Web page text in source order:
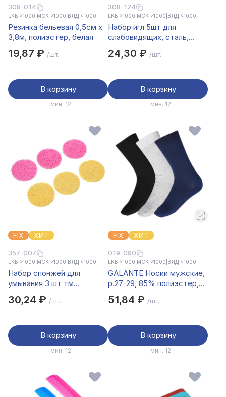
308-014
ЕКБ >1000 МСК >1000 ВЛД <1000
Резинка бельевая 0,5см х
3,8м, полиэстер, белая
19,87 ₽ /шт.
В корзину
мин. 12
308-124
ЕКБ >1000 МСК >1000 ВЛД <1000
Набор игл 5шт для
слабовидящих, сталь,
24,30 ₽ /шт.
В корзину
мин. 12
FIX ХИТ
357-007
ЕКБ >1000 МСК >1000 ВЛД <1000
Набор спонжей для
умывания 3 шт тм
6.5x0,6 см
30,24 ₽ /шт.
В корзину
мин. 12
FIX ХИТ
019-090
ЕКБ >1000 МСК >1000 ВЛД <1000
GALANTE Носки мужские,
р.27-29, 85% полиэстер,
те, НМ20-1
51,84 ₽ /шт.
В корзину
мин. 12